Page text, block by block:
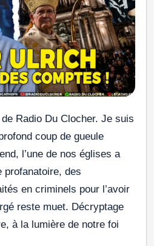
Radio Du Clocher. Je suis
coup de gueule
l’une de nos églises a
profanatoire, des
en criminels pour l’avoir
reste muet. Décryptage
à la lumière de notre foi